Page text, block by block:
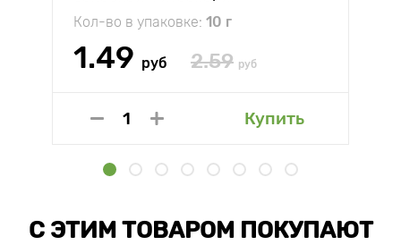
Кол-во в упаковке: 10 г
1.49 руб 2.59 руб
Купить
С ЭТИМ ТОВАРОМ ПОКУПАЮТ